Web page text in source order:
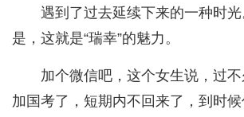
遇到了过去延续下来的一种时
是，这就是“瑞幸”的魅力。
加个微信吧，这个女生说，过
加国考了，短期内不回来了，到时